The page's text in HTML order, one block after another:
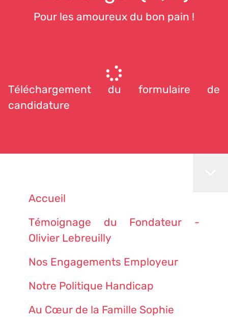
Pour les amoureux du bon pain !
Téléchargement du formulaire de
candidature
Accueil
Témoignage du Fondateur -
Olivier Lebreuilly
Nos Engagements Employeur
Notre Politique Handicap
Au Cœur de la Famille Sophie